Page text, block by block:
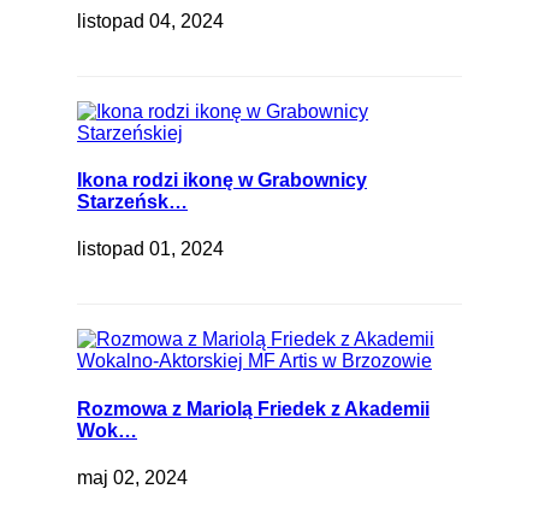
listopad 04, 2024
Ikona rodzi ikonę w Grabownicy
Starzeńsk…
listopad 01, 2024
Rozmowa z Mariolą Friedek z Akademii
Wok…
maj 02, 2024